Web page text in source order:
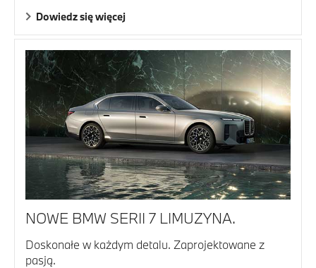
Dowiedz się więcej
NOWE BMW SERII 7 LIMUZYNA.
Doskonałe w każdym detalu. Zaprojektowane z
pasją.